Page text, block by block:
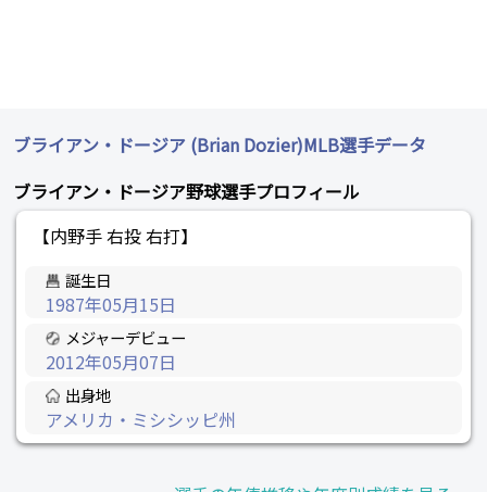
ブライアン・ドージア (Brian Dozier)MLB選手データ
ブライアン・ドージア野球選手プロフィール
【内野手 右投 右打】
誕生日
1987年05月15日
メジャーデビュー
2012年05月07日
出身地
アメリカ・ミシシッピ州